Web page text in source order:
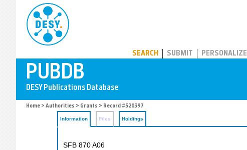
SEARCH SUBMIT PERSONALIZE
Home > Authorities > Grants > Record #520397
Information Files Holdings
SFB 870 A06